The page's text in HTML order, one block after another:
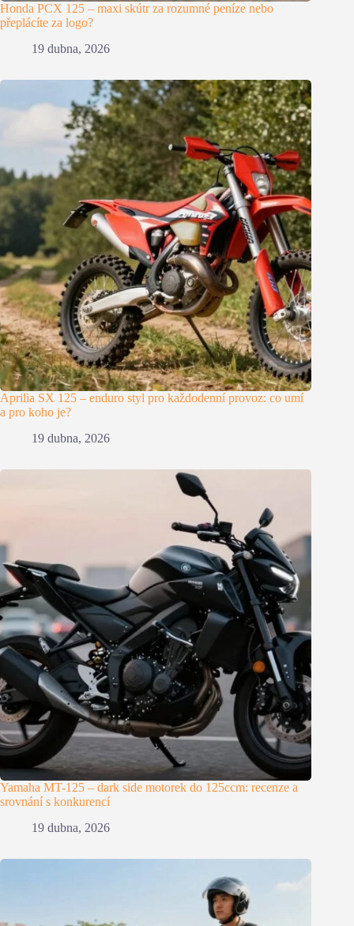
Honda PCX 125 – maxi skútr za rozumné peníze nebo
přeplácíte za logo?
19 dubna, 2026
Aprilia SX 125 – enduro styl pro každodenní provoz: co umí
a pro koho je?
19 dubna, 2026
Yamaha MT-125 – dark side motorek do 125ccm: recenze a
srovnání s konkurencí
19 dubna, 2026